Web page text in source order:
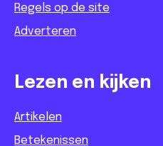
Regels op de site
Adverteren
Lezen en kijken
Artikelen
Betekenissen